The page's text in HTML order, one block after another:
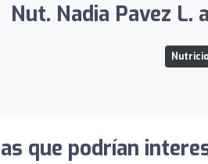
Nut. Nadia Pavez L.
que podrían